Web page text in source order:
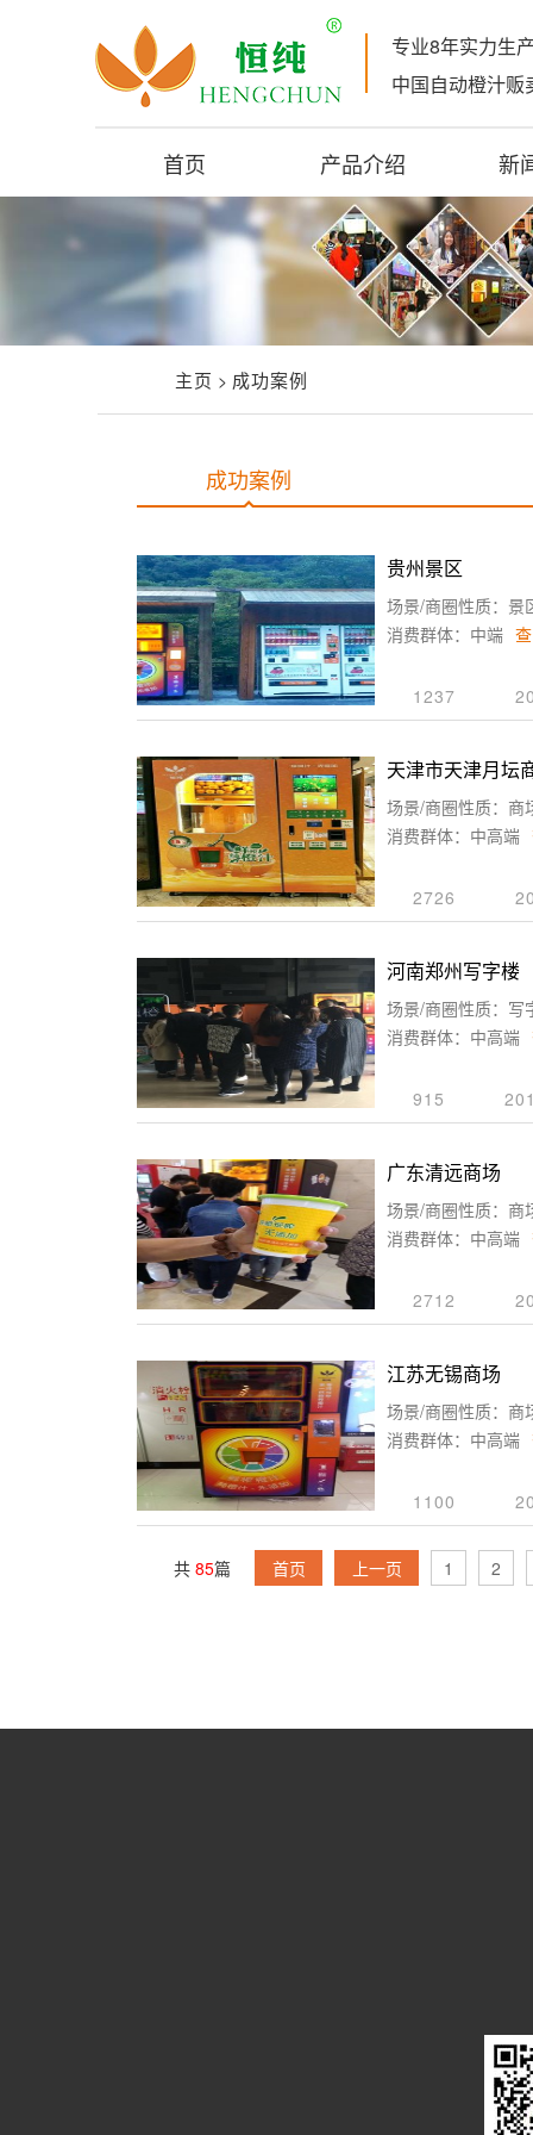
专业8年实力生
中国自动橙汁贩
首页 产品介绍 新
主页 > 成功案例
成功案例
贵州景区
场景/商圈性质：景
消费群体：中端
1237
天津市天津月坛
场景/商圈性质：商
消费群体：中高端
2726
河南郑州写字楼
场景/商圈性质：写
消费群体：中高端
915
广东清远商场
场景/商圈性质：商
消费群体：中高端
2712
江苏无锡商场
场景/商圈性质：商
消费群体：中高端
1100
共 85篇 首页 上一页 1 2